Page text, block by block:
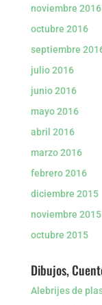
noviembre 2016
octubre 2016
septiembre
julio 2016
junio 2016
mayo 2016
abril 2016
marzo 2016
febrero 2016
diciembre 2015
noviembre 2015
octubre 2015
Dibujos,
Alebrijes de